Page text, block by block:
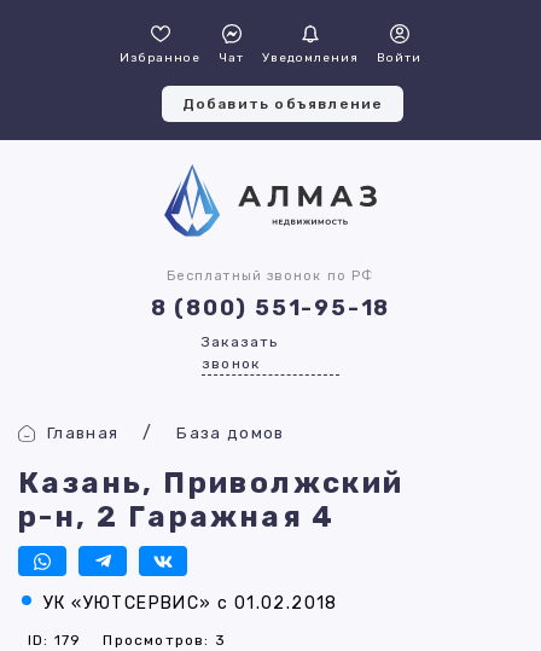
Избранное Чат Уведомления Войти
Добавить объявление
Бесплатный звонок по РФ
8 (800) 551-95-18
Заказать
звонок
Главная База домов
Казань, Приволжский
р-н, 2 Гаражная 4
УК «УЮТСЕРВИС» с 01.02.2018
ID: 179 Просмотров: 3